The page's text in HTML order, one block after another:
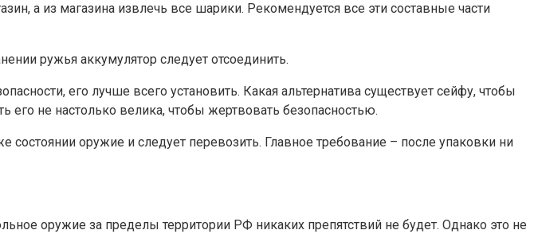
а из магазина извлечь все шарики. Рекомендуется все эти составные части
ружья аккумулятор следует отсоединить.
его лучше всего установить. Какая альтернатива существует сейфу, чтобы
его не настолько велика, чтобы жертвовать безопасностью.
оружие и следует перевозить. Главное требование – после упаковки ни
оружие за пределы территории РФ никаких препятствий не будет. Однако это не